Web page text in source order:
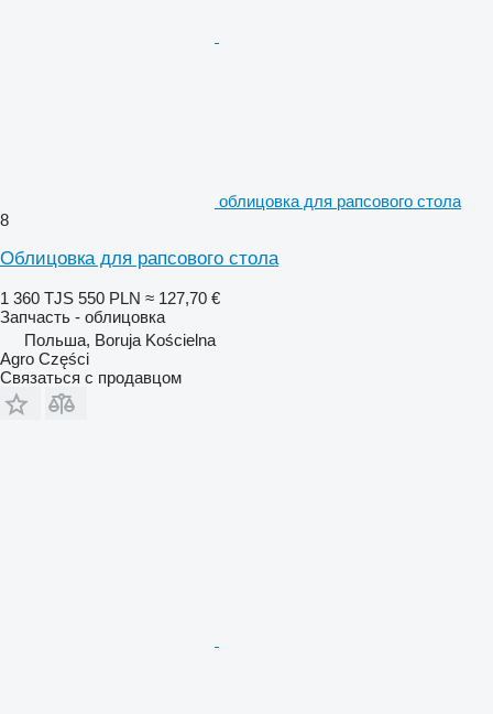
облицовка для рапсового стола
8
Облицовка для рапсового стола
1 360 TJS 550 PLN ≈ 127,70 €
Запчасть - облицовка
Польша, Boruja Kościelna
Agro Części
Связаться с продавцом